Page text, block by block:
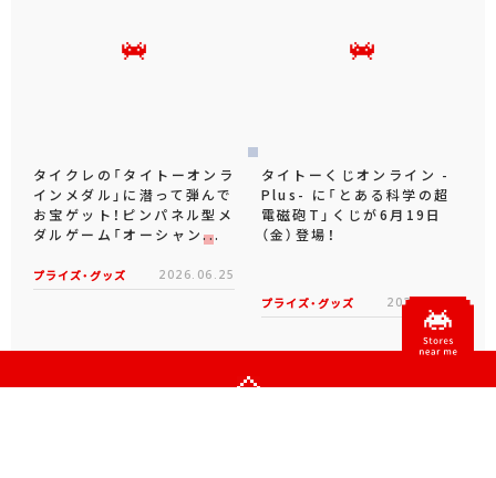
タイクレの「タイトーオンラ
インメダル」に潜って弾んで
お宝ゲット！ピンパネル型メ
ダルゲーム「オーシャン...
プライズ・グッズ 2026.06.25
タイトーくじオンライン -
Plus- に「とある科学の超
電磁砲T」くじが6月19日
（金）登場！
プライズ・グッズ 2026.06.12